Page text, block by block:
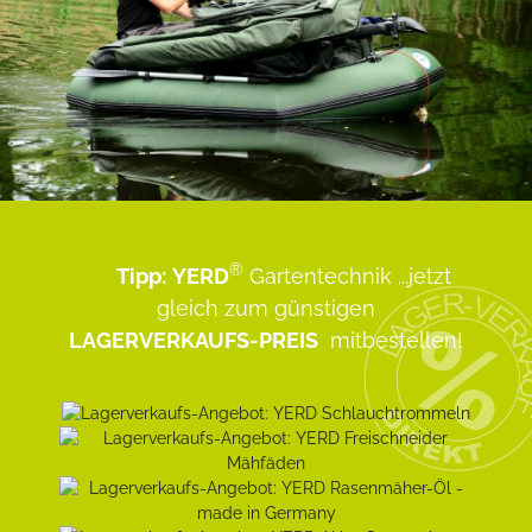
Tipp: YERD® Gartentechnik ...jetzt
gleich zum günstigen
LAGERVERKAUFS-PREIS mitbestellen!